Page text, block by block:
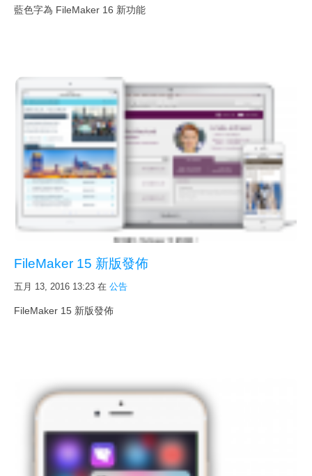
藍色字為 FileMaker 16 新功能
FileMaker 15 新版發佈
五月 13, 2016 13:23 在 公告
FileMaker 15 新版發佈